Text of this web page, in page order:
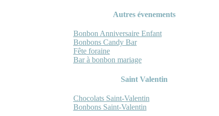
Autres évenements
Bonbon Anniversaire Enfant
Bonbons Candy Bar
Fête foraine
Bar à bonbon mariage
Saint Valentin
Chocolats Saint-Valentin
Bonbons Saint-Valentin